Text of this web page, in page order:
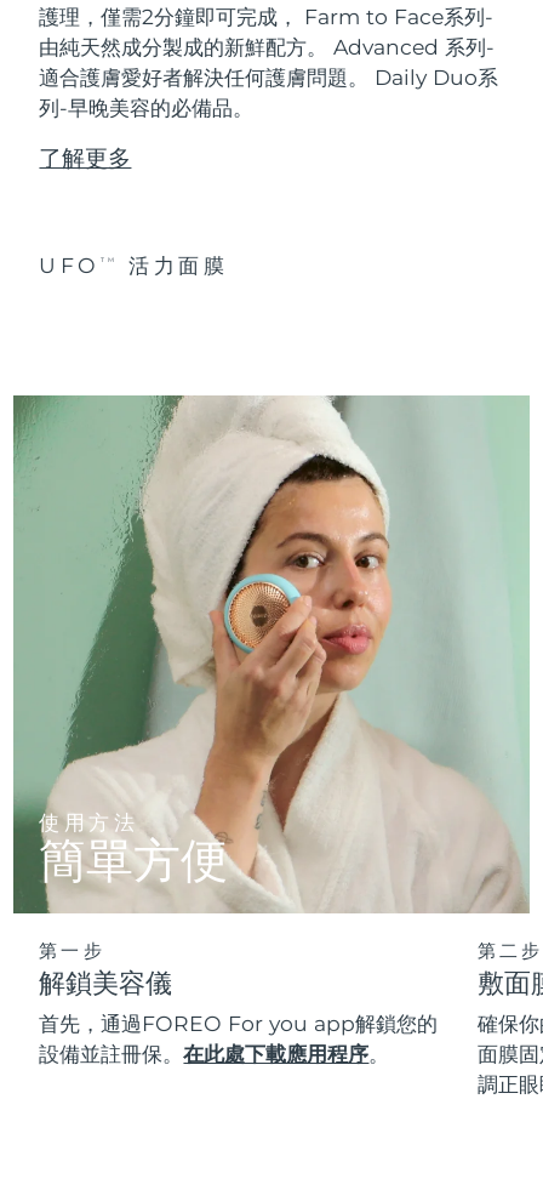
護理，僅需2分鐘即可完成，
Farm to Face系列-
由純天然成分製成的新鮮配方。 Advanced 系列-
適合護膚愛好者解決任何護膚問題。 Daily Duo系
列-早晚美容的必備品。
了解更多
UFO TM 活力面膜
使用方法
簡單方便
第一步
解鎖美容儀
首先，通過FOREO For you app解鎖您的
設備並註冊保。在此處下載應用程序。
第二步
敷面
確保
面膜
調正